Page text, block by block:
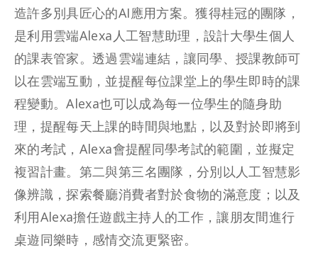
造許多別具匠心的AI應用方案。獲得桂冠的團隊，
是利用雲端Alexa人工智慧助理，設計大學生個人
的課表管家。透過雲端連結，讓同學、授課教師可
以在雲端互動，並提醒每位課堂上的學生即時的課
程變動。Alexa也可以成為每一位學生的隨身助
理，提醒每天上課的時間與地點，以及對於即將到
來的考試，Alexa會提醒同學考試的範圍，並擬定
複習計畫。第二與第三名團隊，分別以人工智慧影
像辨識，探索餐廳消費者對於食物的滿意度；以及
利用Alexa擔任遊戲主持人的工作，讓朋友間進行
桌遊同樂時，感情交流更緊密。